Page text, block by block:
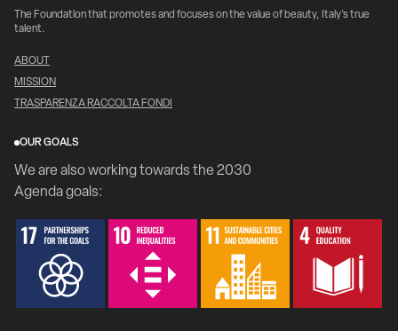
The Foundation that promotes and focuses on the value of beauty, Italy's true
talent.
ABOUT
MISSION
TRASPARENZA RACCOLTA FONDI
OUR GOALS
We are also working towards the 2030
Agenda goals: